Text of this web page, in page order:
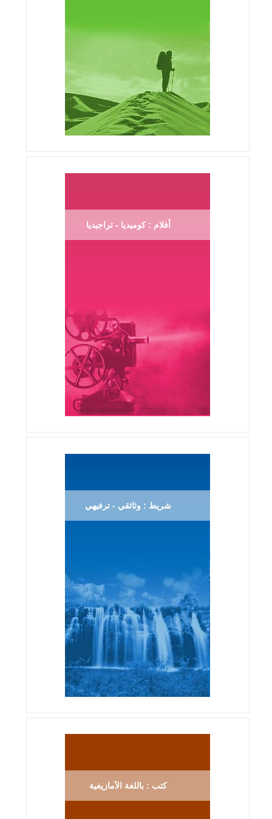
أفلام : كوميديا - تراجيديا
شريط : وثائقي - ترفيهي
كتب : باللغة الآمازيغية